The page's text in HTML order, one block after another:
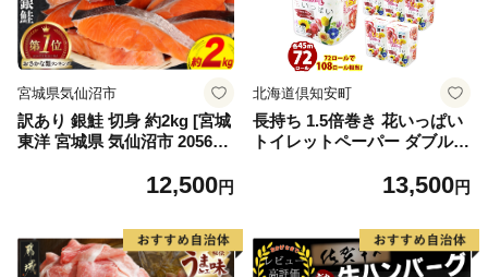
宮城県気仙沼市
訳あり 銀鮭 切身 約2kg [宮城
東洋 宮城県 気仙沼市 205649
格外 不揃い さけ サケ 鮭切身
切り身 魚 わけあり
12,500円
北海道倶知安町
長持ち 1.5倍巻き 花いっぱい
トイレットペーパー ダブル 4
プリント ハーブ 香り付き 日
品 備蓄 送料無料 北海道 倶知
安町 日用品
13,500円